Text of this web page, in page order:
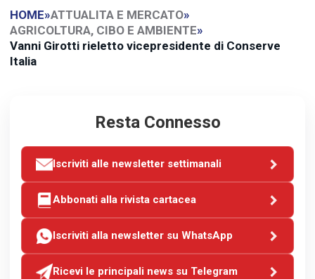
HOME»ATTUALITA E MERCATO»
AGRICOLTURA, CIBO E AMBIENTE»
Vanni Girotti rieletto vicepresidente di Conserve
Italia
Resta Connesso
Iscriviti alle newsletter settimanali
Abbonati alla rivista cartacea
Iscriviti alla newsletter su WhatsApp
Ricevi le principali news su Telegram